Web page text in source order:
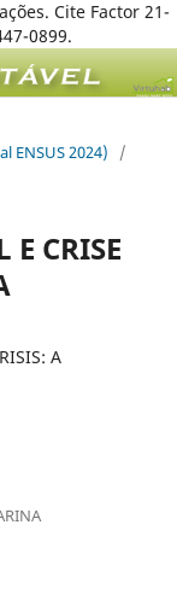
Cite Factor 21-
0899.
ENSUS 2024)
/
CRISE
A